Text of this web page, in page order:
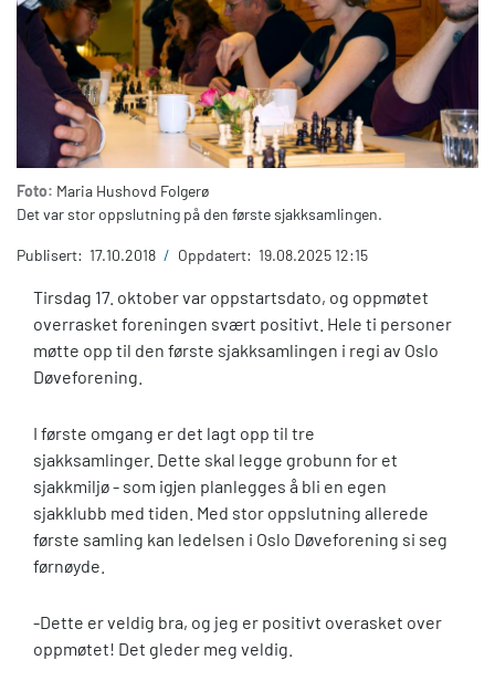
Foto: Maria Hushovd Folgerø
Det var stor oppslutning på den første sjakksamlingen.
Publisert: 17.10.2018 / Oppdatert: 19.08.2025 12:15
Tirsdag 17. oktober var oppstartsdato, og oppmøtet
overrasket foreningen svært positivt. Hele ti personer
møtte opp til den første sjakksamlingen i regi av Oslo
Døveforening.
I første omgang er det lagt opp til tre
sjakksamlinger. Dette skal legge grobunn for et
sjakkmiljø - som igjen planlegges å bli en egen
sjakklubb med tiden. Med stor oppslutning allerede
første samling kan ledelsen i Oslo Døveforening si seg
førnøyde.
-Dette er veldig bra, og jeg er positivt overasket over
oppmøtet! Det gleder meg veldig.